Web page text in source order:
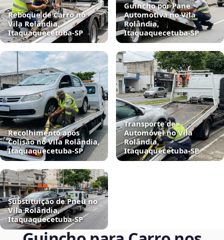
Reboque de Carro no
Vila Rolândia,
Itaquaquecetuba‑SP
Guincho por Pane
Automotiva no Vila
Rolândia,
Itaquaquecetuba‑SP
Recolhimento após
Colisão no Vila Rolândia,
Itaquaquecetuba‑SP
Transporte de
Automóvel no Vila
Rolândia,
Itaquaquecetuba‑SP
Substituição de Pneu no
Vila Rolândia,
Itaquaquecetuba‑SP